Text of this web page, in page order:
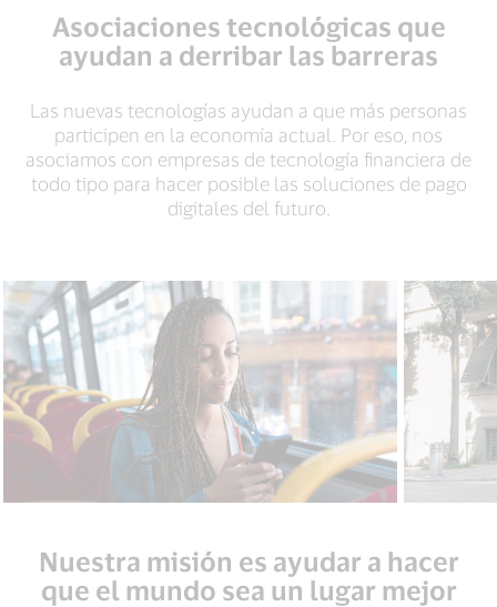
Asociaciones tecnológicas que
ayudan a derribar las barreras
Las nuevas tecnologías ayudan a que más personas
participen en la economía actual. Por eso, nos
asociamos con empresas de tecnología financiera de
todo tipo para hacer posible las soluciones de pago
digitales del futuro.
Nuestra misión es ayudar a hacer
que el mundo sea un lugar mejor